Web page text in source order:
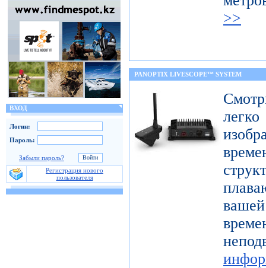
ВХОД
Логин:
Пароль:
Забыли пароль?
Регистрация нового
пользователя
>>
PANOPTIX LIVESCOPE™ SYSTEM